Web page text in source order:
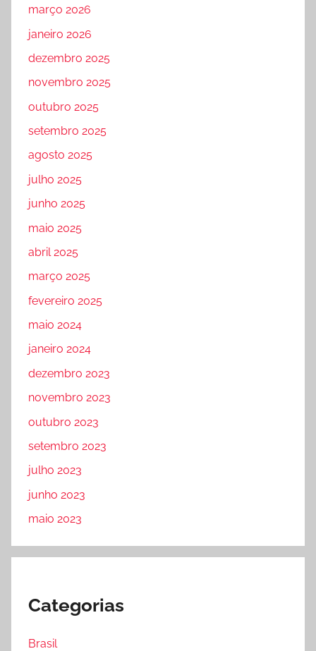
março 2026
janeiro 2026
dezembro 2025
novembro 2025
outubro 2025
setembro 2025
agosto 2025
julho 2025
junho 2025
maio 2025
abril 2025
março 2025
fevereiro 2025
maio 2024
janeiro 2024
dezembro 2023
novembro 2023
outubro 2023
setembro 2023
julho 2023
junho 2023
maio 2023
Categorias
Brasil